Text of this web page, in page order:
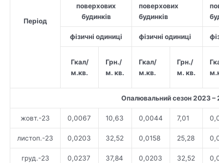
Період
поверхових
будинків
поверхових
будинків
фізичні одиниці фізичні одиниці
Гкал/
м.кв.
Грн./
м. кв.
Гкал/
м.кв.
Грн./
м. кв.
Опалювальний сезон 2023 –
жовт.-23 0,0067 10,63 0,0044 7,01
листоп.-23 0,0203 32,52 0,0158 25,28
груд.-23 0,0237 37,84 0,0203 32,52